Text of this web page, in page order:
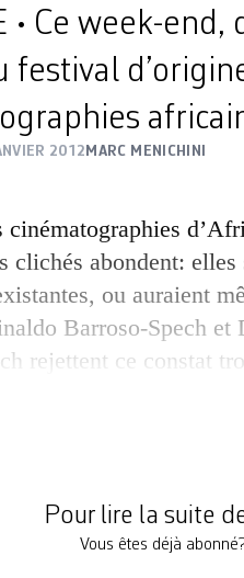
• Ce week-
festival
2012 MARC MENICHINI
cinématographies
clichés abondent: elles
ou auraient
Barroso-Spech et
rejettent ce constat
Pour lire la suite
Vous êtes déjà